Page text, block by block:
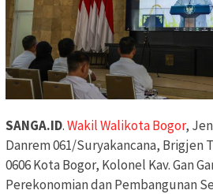
SANGA.ID.Wakil Walikota Bogor,
Danrem 061/Suryakancana, Brigjen
0606 Kota Bogor, Kolonel Kav. Gan
Perekonomian dan Pembangunan